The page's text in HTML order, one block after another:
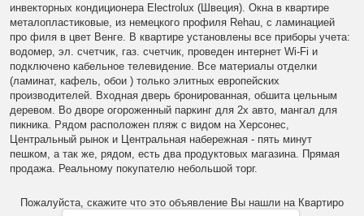
инвекторных кондиционера Electrolux (Швеция). Окна в квартире
металопластиковые, из немецкого профиля Rehau, с ламинацией
про филя в цвет Венге. В квартире установлены все приборы учета:
водомер, эл. счетчик, газ. счетчик, проведен интернет Wi-Fi и
подключено кабельное телевидение. Все материалы отделки
(ламинат, кафель, обои ) только элитных европейских
производителей. Входная дверь бронированная, обшита цельным
деревом. Во дворе огороженный паркинг для 2х авто, мангал для
пикника. Рядом расположен пляж с видом на Херсонес,
Центральный рынок и Центральная набережная - пять минут
пешком, а так же, рядом, есть два продуктовых магазина. Прямая
продажа. Реальному покупателю небольшой торг.
Пожалуйста, скажите что это объявление Вы нашли на Квартиро